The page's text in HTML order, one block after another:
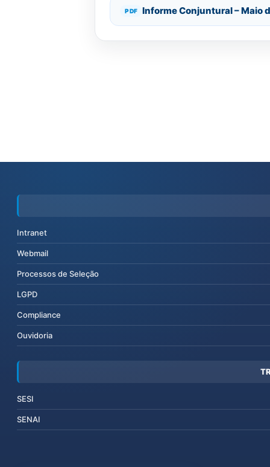
Informe Conjuntural – Maio
Intranet
Webmail
Processos de Seleção
LGPD
Compliance
Ouvidoria
SESI
SENAI